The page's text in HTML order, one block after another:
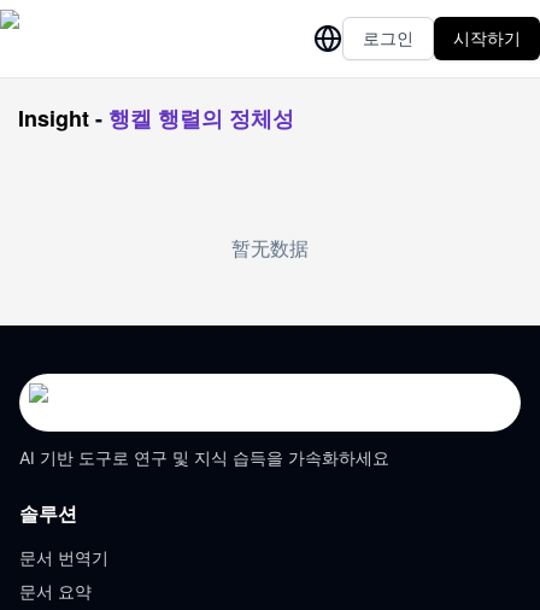
로그인 시작하기
Insight- 행켈 행렬의 정체성
暂无数据
AI 기반 도구로 연구 및 지식 습득을 가속화하세요
솔루션
문서 번역기
문서 요약